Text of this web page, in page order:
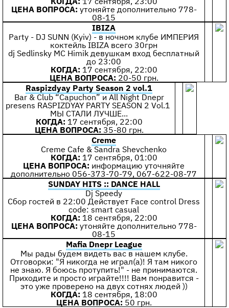
ЦЕНА ВОПРОСА: утоняйте дополнительно 778-
08-15
IBIZA
Party - DJ SUNN (Kyiv) - в ночном клубе ИМПЕРИЯ
коктейль IBIZA всего 30грн
dj Sedlinsky MC Himik девушкам вход бесплатный
до 23:00
КОГДА: 17 сентября, 22:00
ЦЕНА ВОПРОСА: 20-50 грн.
Raspizdyay Party Season 2 vol.1
Bar & Club “Capuchon” и All Night Dnepr
presens RASPIZDYAY PARTY SEASON 2 Vol.1
МЫ СТАЛИ ЛУЧШЕ...
КОГДА: 17 сентября, 22:00
ЦЕНА ВОПРОСА: 35-80 грн.
Creme
Creme Cafe & Sandra Shevchenko
КОГДА: 17 сентября, 01:00
ЦЕНА ВОПРОСА: информацию уточняйте
дополнительно 056-373-70-79, 067-622-08-77
SUNDAY HITS :: DANCE HALL
Dj Speedy
Сбор гостей в 22:00 Действует Face control Dress
code: smart casual
КОГДА: 18 сентября, 22:00
ЦЕНА ВОПРОСА: утоняйте дополнительно 778-
08-15
Mafia Dnepr League
Мы рады будем видеть вас в нашем клубе.
Отговорки: "Я никогда не играл(а)! Я там никого
не знаю. Я боюсь протупить!" - не принимаются.
Приходите и просто играйте!!!! Вам понравится -
это уже проверено на двух сотнях людей ))
КОГДА: 18 сентября, 18:00
ЦЕНА ВОПРОСА:50 грн.